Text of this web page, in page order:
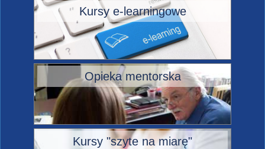
Kursy e-learningowe
Opieka mentorska
Kursy "szyte na miarę"